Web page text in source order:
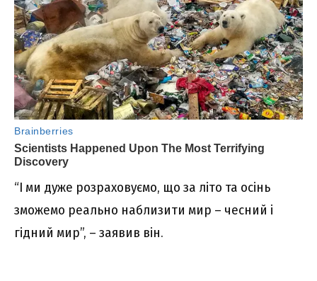
“І ми дуже розраховуємо, що за літо та осінь
зможемо реально наблизити мир – чесний і
гідний мир”, – заявив він.